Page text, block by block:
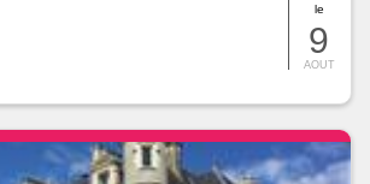
le
9
AOUT